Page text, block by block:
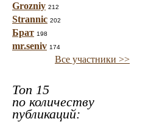
Grozniy 212
Strannic 202
Брат 198
mr.seniv 174
Все участники >>
Топ 15
по количеству
публикаций: